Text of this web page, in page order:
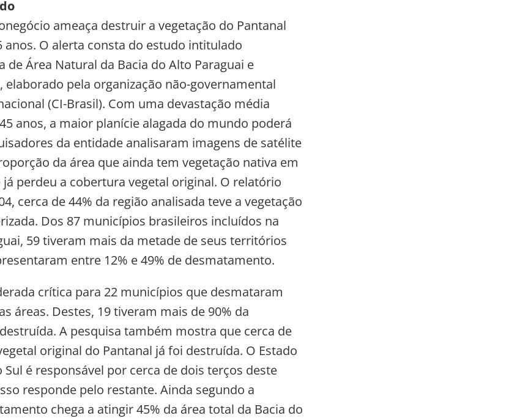
ameaça destruir a vegetação do Pantanal
anos. O alerta consta do estudo intitulado
de Área Natural da Bacia do Alto Paraguai e
elaborado pela organização não-governamental
(CI-Brasil). Com uma devastação média
anos, a maior planície alagada do mundo poderá
da entidade analisaram imagens de satélite
da área que ainda tem vegetação nativa em
perdeu a cobertura vegetal original. O relatório
cerca de 44% da região analisada teve a vegetação
Dos 87 municípios brasileiros incluídos na
59 tiveram mais da metade de seus territórios
entre 12% e 49% de desmatamento.
crítica para 22 municípios que desmataram
áreas. Destes, 19 tiveram mais de 90% da
A pesquisa também mostra que cerca de
original do Pantanal já foi destruída. O Estado
é responsável por cerca de dois terços deste
responde pelo restante. Ainda segundo a
chega a atingir 45% da área total da Bacia do